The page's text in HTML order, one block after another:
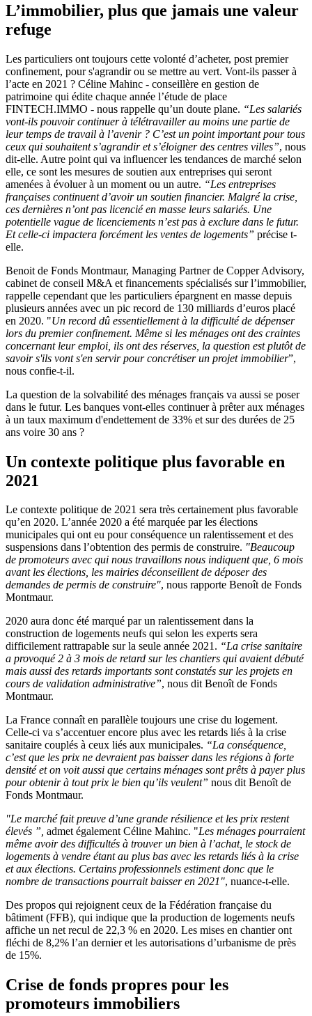
L’immobilier, plus que jamais une valeur
refuge
Les particuliers ont toujours cette volonté d’acheter, post premier
confinement, pour s'agrandir ou se mettre au vert. Vont-ils passer à
l’acte en 2021 ? Céline Mahinc - conseillère en gestion de
patrimoine qui édite chaque année l’étude de place
FINTECH.IMMO - nous rappelle qu’un doute plane. “Les salariés
vont-ils pouvoir continuer à télétravailler au moins une partie de
leur temps de travail à l’avenir ? C’est un point important pour tous
ceux qui souhaitent s’agrandir et s’éloigner des centres villes”, nous
dit-elle. Autre point qui va influencer les tendances de marché selon
elle, ce sont les mesures de soutien aux entreprises qui seront
amenées à évoluer à un moment ou un autre. “Les entreprises
françaises continuent d’avoir un soutien financier. Malgré la crise,
ces dernières n’ont pas licencié en masse leurs salariés. Une
potentielle vague de licenciements n’est pas à exclure dans le futur.
Et celle-ci impactera forcément les ventes de logements” précise t-
elle.
Benoit de Fonds Montmaur, Managing Partner de Copper Advisory,
cabinet de conseil M&A et financements spécialisés sur l’immobilier,
rappelle cependant que les particuliers épargnent en masse depuis
plusieurs années avec un pic record de 130 milliards d’euros placé
en 2020. "Un record dû essentiellement à la difficulté de dépenser
lors du premier confinement. Même si les ménages ont des craintes
concernant leur emploi, ils ont des réserves, la question est plutôt de
savoir s'ils vont s'en servir pour concrétiser un projet immobilier”,
nous confie-t-il.
La question de la solvabilité des ménages français va aussi se poser
dans le futur. Les banques vont-elles continuer à prêter aux ménages
à un taux maximum d'endettement de 33% et sur des durées de 25
ans voire 30 ans ?
Un contexte politique plus favorable en
2021
Le contexte politique de 2021 sera très certainement plus favorable
qu’en 2020. L’année 2020 a été marquée par les élections
municipales qui ont eu pour conséquence un ralentissement et des
suspensions dans l’obtention des permis de construire. "Beaucoup
de promoteurs avec qui nous travaillons nous indiquent que, 6 mois
avant les élections, les mairies déconseillent de déposer des
demandes de permis de construire", nous rapporte Benoît de Fonds
Montmaur.
2020 aura donc été marqué par un ralentissement dans la
construction de logements neufs qui selon les experts sera
difficilement rattrapable sur la seule année 2021. “La crise sanitaire
a provoqué 2 à 3 mois de retard sur les chantiers qui avaient débuté
mais aussi des retards importants sont constatés sur les projets en
cours de validation administrative”, nous dit Benoît de Fonds
Montmaur.
La France connaît en parallèle toujours une crise du logement.
Celle-ci va s’accentuer encore plus avec les retards liés à la crise
sanitaire couplés à ceux liés aux municipales. “La conséquence,
c’est que les prix ne devraient pas baisser dans les régions à forte
densité et on voit aussi que certains ménages sont prêts à payer plus
pour obtenir à tout prix le bien qu’ils veulent” nous dit Benoît de
Fonds Montmaur.
"Le marché fait preuve d’une grande résilience et les prix restent
élevés ”, admet également Céline Mahinc. "Les ménages pourraient
même avoir des difficultés à trouver un bien à l’achat, le stock de
logements à vendre étant au plus bas avec les retards liés à la crise
et aux élections. Certains professionnels estiment donc que le
nombre de transactions pourrait baisser en 2021", nuance-t-elle.
Des propos qui rejoignent ceux de la Fédération française du
bâtiment (FFB), qui indique que la production de logements neufs
affiche un net recul de 22,3 % en 2020. Les mises en chantier ont
fléchi de 8,2% l’an dernier et les autorisations d’urbanisme de près
de 15%.
Crise de fonds propres pour les
promoteurs immobiliers